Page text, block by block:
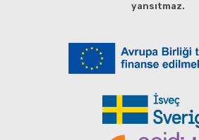
yansıtmaz.